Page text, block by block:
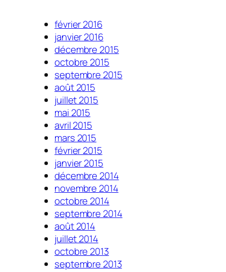
février 2016
janvier 2016
décembre 2015
octobre 2015
septembre 2015
août 2015
juillet 2015
mai 2015
avril 2015
mars 2015
février 2015
janvier 2015
décembre 2014
novembre 2014
octobre 2014
septembre 2014
août 2014
juillet 2014
octobre 2013
septembre 2013